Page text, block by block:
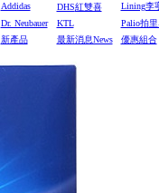
Addidas DHS紅雙喜
Lining李
Dr. Neubauer KTL
Palio拍
新產品 最新消息News 優惠組合